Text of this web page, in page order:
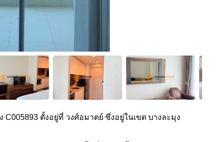
ตั้งอยู่ที่ วงศ์อมาตย์ ซึ่งอยู่ในเขต บางละมุง